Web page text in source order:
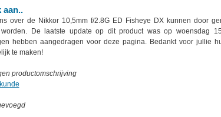
aan..
over de Nikkor 10,5mm f/2.8G ED Fisheye DX kunnen door
worden. De laatste update op dit product was op woensdag
hebben aangedragen voor deze pagina. Bedankt voor jullie
te maken!
productomschrijving